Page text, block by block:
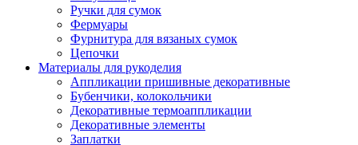
Ручки для сумок
Фермуары
Фурнитура для вязаных сумок
Цепочки
Материалы для рукоделия
Аппликации пришивные декоративные
Бубенчики, колокольчики
Декоративные термоаппликации
Декоративные элементы
Заплатки